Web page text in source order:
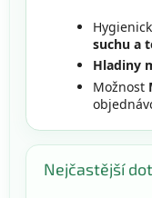
suchu a
Hladiny
Možnost
Nejčastější